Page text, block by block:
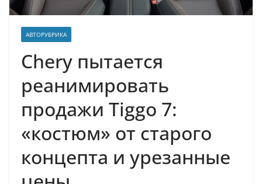
АВТОРУБРИКА
Chery пытается
реанимировать
продажи Tiggo 7:
«костюм» от старого
концепта и урезанные